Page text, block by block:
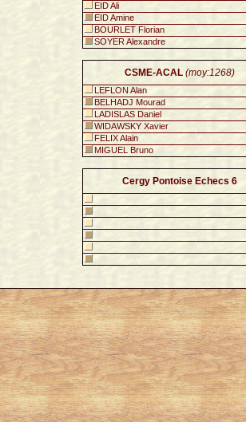
EID Ali
EID Amine
BOURLET Florian
SOYER Alexandre
CSME-ACAL (moy:1268)
LEFLON Alan
BELHADJ Mourad
LADISLAS Daniel
WIDAWSKY Xavier
FELIX Alain
MIGUEL Bruno
Cergy Pontoise Echecs 6